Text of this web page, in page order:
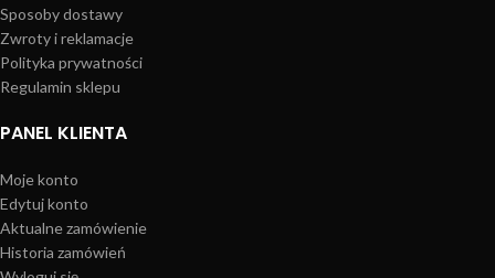
Sposoby dostawy
Zwroty i reklamacje
Polityka prywatności
Regulamin sklepu
PANEL KLIENTA
Moje konto
Edytuj konto
Aktualne zamówienie
Historia zamówień